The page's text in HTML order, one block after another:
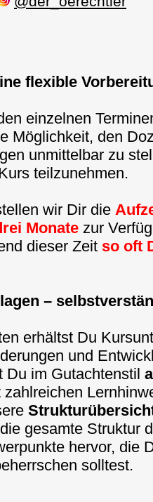
flexible
einzelnen
Möglichkeit, den
unmittelbar zu
teilzunehmen.
wir Dir die
Monate zur
dieser Zeit so oft
–
erhältst Du
und
Du im Gutachtenstil
zahlreichen
gesamte Struktur
hervor, die
solltest.